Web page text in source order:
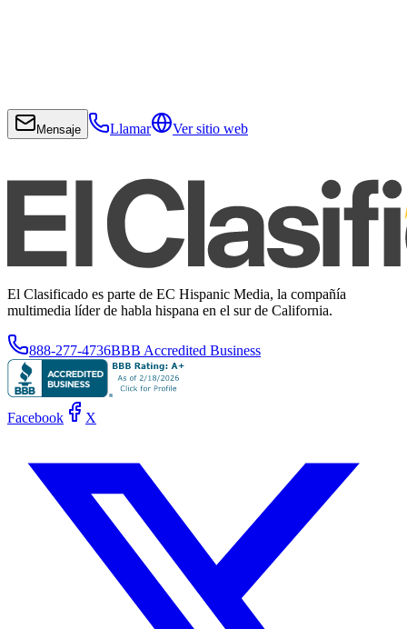
Mensaje Llamar Ver sitio web
El Clasificado es parte de EC Hispanic Media, la compañía
multimedia líder de habla hispana en el sur de California.
888-277-4736BBB Accredited Business
Facebook X